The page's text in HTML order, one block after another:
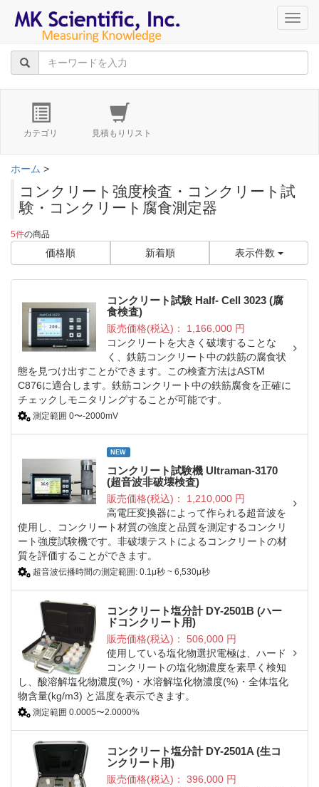
カテゴリ 見積もりリスト
ホーム >
コンクリート強度検査・コンクリート試
験・コンクリート腐食測定器
5件の商品
価格順 新着順 表示件数
コンクリート試験 Half- Cell 3023 (腐
食検査)
販売価格(税込)： 1,166,000円
コンクリートを大きく破壊することな
く、鉄筋コンクリート中の鉄筋の腐食状
態を見つけ出すことができます。この検査方法はASTM
C876に適合します。鉄筋コンクリート中の鉄筋腐食を正確に
チェックしモニタリングすることが可能です。
測定範囲 0〜-2000mV
NEW
コンクリート試験機 Ultraman-3170
(超音波非破壊検査)
販売価格(税込)： 1,210,000円
高電圧変換器によって作られる超音波を
使用し、コンクリート材質の強度と品質を測定するコンクリ
ート強度試験機です。非破壊テストによるコンクリートの材
質を評価することができます。
超音波伝播時間の測定範囲: 0.1μ秒 ~ 6,530μ秒
コンクリート塩分計 DY-2501B (ハー
ドコンクリート用)
販売価格(税込)： 506,000円
使用している塩化物選択電極は、ハード
コンクリートの塩化物濃度を素早く検知
し、酸溶解塩化物濃度(%)・水溶解塩化物濃度(%)・全体塩化
物含量(kg/m3) と温度を表示できます。
測定範囲 0.0005〜2.0000%
コンクリート塩分計 DY-2501A (生コ
ンクリート用)
販売価格(税込)： 396,000円